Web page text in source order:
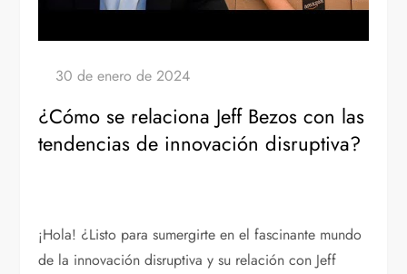
¿Cómo se relaciona Jeff Bezos con las
tendencias de innovación disruptiva?
¡Hola! ¿Listo para sumergirte en el fascinante mundo
de la innovación disruptiva y su relación con Jeff